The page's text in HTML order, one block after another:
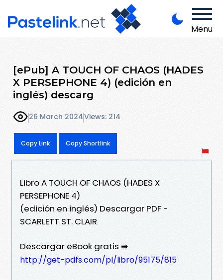
Menu
[ePub] A TOUCH OF CHAOS (HADES
X PERSEPHONE 4) (edición en
inglés) descarg
26 March 2024Views: 214
Copy Link Copy Shortlink
Libro A TOUCH OF CHAOS (HADES X
PERSEPHONE 4)
(edición en inglés) Descargar PDF -
SCARLETT ST. CLAIR
Descargar eBook gratis ➡
http://get-pdfs.com/pl/libro/95175/815